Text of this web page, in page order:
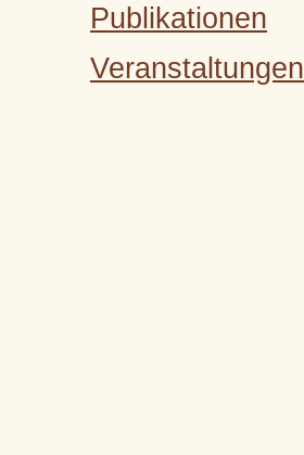
Publikationen
Veranstaltungen